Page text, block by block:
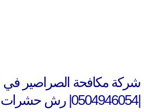
شركة مكافحة الصراصير في
|0504946054| رش حشرات